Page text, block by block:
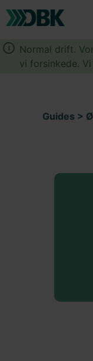
Normal drift.
vi forsinkede.
Guides >